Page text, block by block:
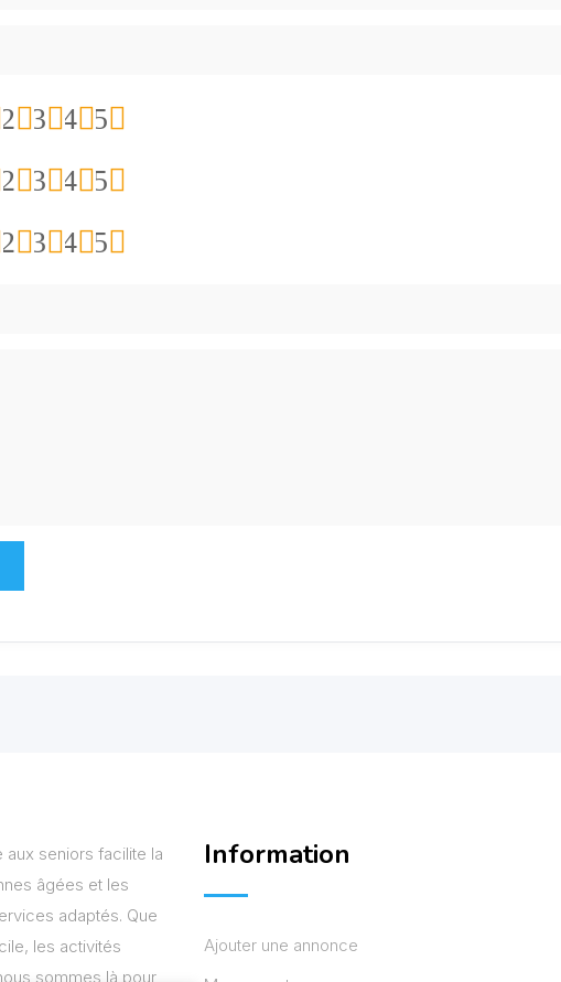
5
4
3
2
5
4
3
2
5
4
3
2
seniors facilite la
âgées et les
adaptés. Que
les activités
sommes là pour
Information
Ajouter une annonce